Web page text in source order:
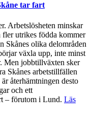
tar fart
Arbetslösheten minskar
fler utrikes födda kommer
Skånes olika delområden
växla upp, inte minst
Men jobbtillväxten sker
Skånes arbetstillfällen
återhämtningen desto
och ett
– förutom i Lund. Läs